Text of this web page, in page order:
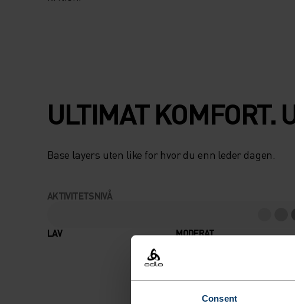
Consent
ULTIMAT KOMFORT.
Base layers uten like for hvor du enn leder dagen.
AKTIVITETSNIVÅ
LAV MODERAT